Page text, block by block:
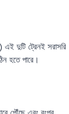
এই দুটি ট্রেনই সরাসরি
হতে পারে।